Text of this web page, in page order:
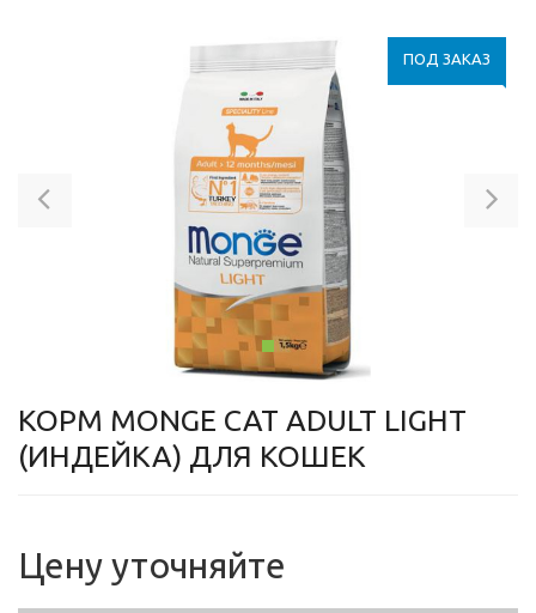
ПОД ЗАКАЗ
КОРМ MONGE CAT ADULT LIGHT
(ИНДЕЙКА) ДЛЯ КОШЕК
Цену уточняйте